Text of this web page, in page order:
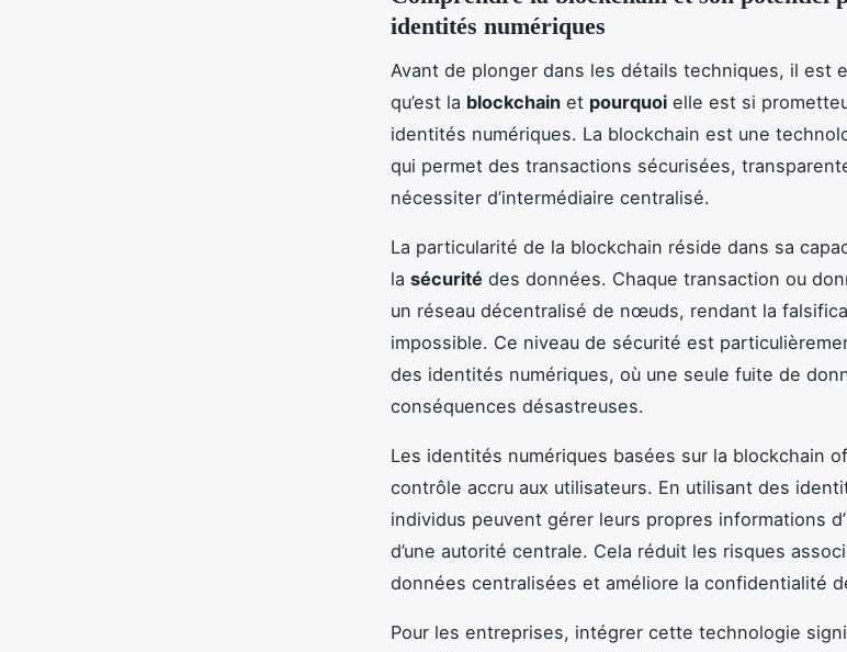
identités numériques
Avant de plonger dans les détails techniques, il est
qu’est la blockchain et pourquoi elle est si
identités numériques. La blockchain est une
qui permet des transactions sécurisées,
nécessiter d’intermédiaire centralisé.
La particularité de la blockchain réside dans sa
la sécurité des données. Chaque transaction ou
un réseau décentralisé de nœuds, rendant la
impossible. Ce niveau de sécurité est
des identités numériques, où une seule fuite de
conséquences désastreuses.
Les identités numériques basées sur la blockchain
contrôle accru aux utilisateurs. En utilisant des
individus peuvent gérer leurs propres informations
d’une autorité centrale. Cela réduit les risques
données centralisées et améliore la confidentialité
Pour les entreprises, intégrer cette technologie